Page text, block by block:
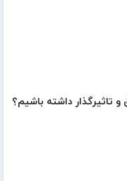
تاثیرگذار داشته باشیم؟